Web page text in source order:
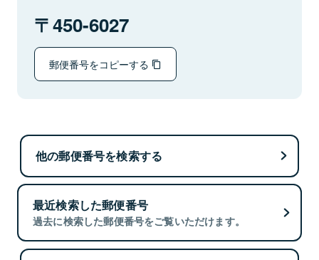
450-6027
郵便番号をコピーする
他の郵便番号を検索する
最近検索した郵便番号
過去に検索した郵便番号をご覧いただけます。